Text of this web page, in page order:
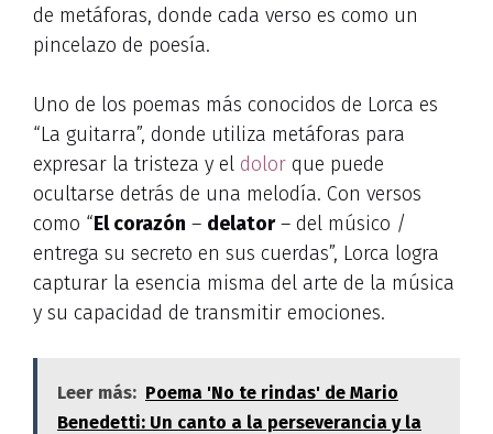
de metáforas, donde cada verso es como un
pincelazo de poesía.
Uno de los poemas más conocidos de Lorca es
“La guitarra”, donde utiliza metáforas para
expresar la tristeza y el dolor que puede
ocultarse detrás de una melodía. Con versos
como “El corazón – delator– del músico /
entrega su secreto en sus cuerdas”, Lorca logra
capturar la esencia misma del arte de la música
y su capacidad de transmitir emociones.
Leer más: Poema 'No te rindas' de Mario
Benedetti: Un canto a la perseverancia y la